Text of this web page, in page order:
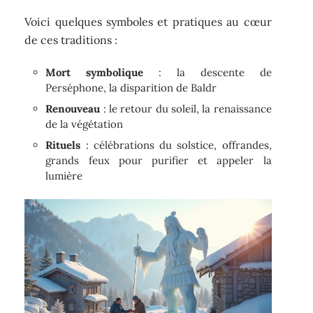
Voici quelques symboles et pratiques au cœur
de ces traditions :
Mort symbolique : la descente de
Perséphone, la disparition de Baldr
Renouveau : le retour du soleil, la renaissance
de la végétation
Rituels : célébrations du solstice, offrandes,
grands feux pour purifier et appeler la
lumière